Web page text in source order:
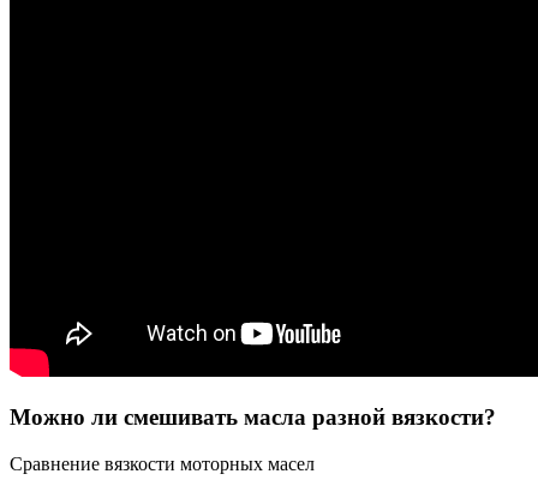
Можно ли смешивать масла разной вязкости?
Сравнение вязкости моторных масел